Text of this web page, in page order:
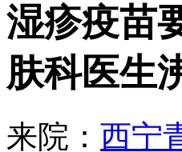
湿疹疫苗
肤科医生
来院： 西宁